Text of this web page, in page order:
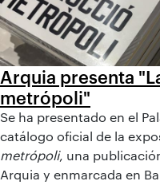
Arquia presenta
metrópoli"
Se ha presentado en el
catálogo oficial de la
metrópoli, una
Arquia y enmarcada en